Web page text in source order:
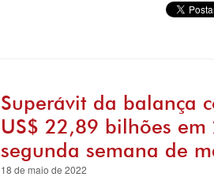
Superávit da balança
US$ 22,89 bilhões
segunda semana de
18 de maio de 2022